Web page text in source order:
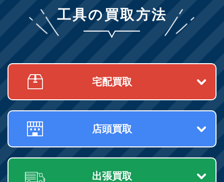
工具の買取方法
宅配買取
店頭買取
出張買取